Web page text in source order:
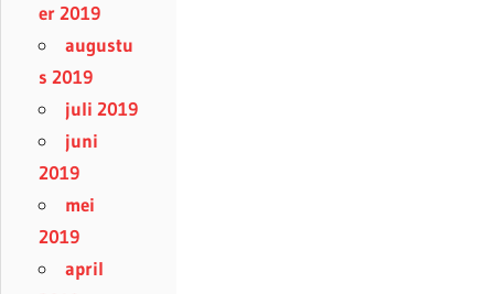
er 2019
augustu
s 2019
juli 2019
juni
2019
mei
2019
april